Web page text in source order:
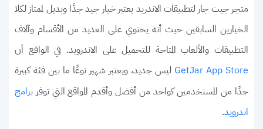
متجر جيت جار لتطبيقات الاندريد يعتبر خيار جيد جدًا وبديل لممتاز لكلا
الخيارين السابقين حيث أنه يحتوي على العديد من الأقسام وآلاف
التطبيقات والألعاب المتاحة للتحميل على الاندرويد. في الواقع أن
GetJar App Store ليس جديد، ويعتبر شهير نوعًا ما بين فئة كبيرة
جدًا من المستخدمين كواحد من أفضل وأقدم المواقع التي توفر برامج
اندرويد.